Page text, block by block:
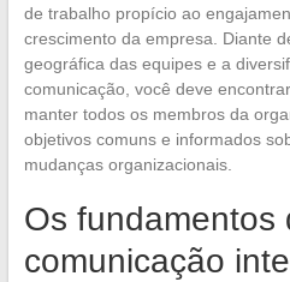
de trabalho propício ao
crescimento da empresa. Diante
geográfica das equipes e a
comunicação, você deve
manter todos os membros da
objetivos comuns e informados
mudanças organizacionais.
Os fundamentos
comunicação